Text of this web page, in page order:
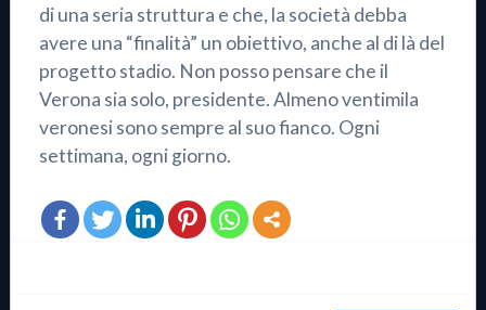
di una seria struttura e che, la società debba
avere una “finalità” un obiettivo, anche al di là del
progetto stadio. Non posso pensare che il
Verona sia solo, presidente. Almeno ventimila
veronesi sono sempre al suo fianco. Ogni
settimana, ogni giorno.